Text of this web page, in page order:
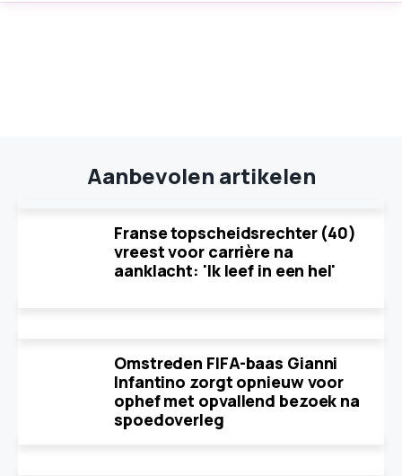
Aanbevolen artikelen
Franse topscheidsrechter (40)
vreest voor carrière na
aanklacht: 'Ik leef in een hel'
Omstreden FIFA-baas Gianni
Infantino zorgt opnieuw voor
ophef met opvallend bezoek na
spoedoverleg